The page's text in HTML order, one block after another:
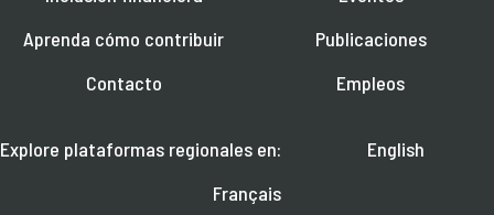
Aprenda cómo contribuir
Contacto
Publicaciones
Empleos
Explore plataformas regionales en:
English
Français